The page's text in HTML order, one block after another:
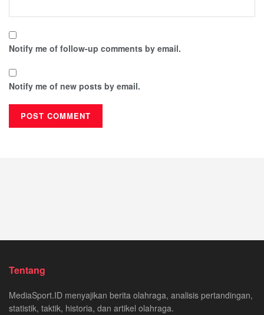
Notify me of follow-up comments by email.
Notify me of new posts by email.
Tentang
MediaSport.ID menyajikan berita olahraga, analisis pertandingan,
statistik, taktik, historia, dan artikel olahraga.